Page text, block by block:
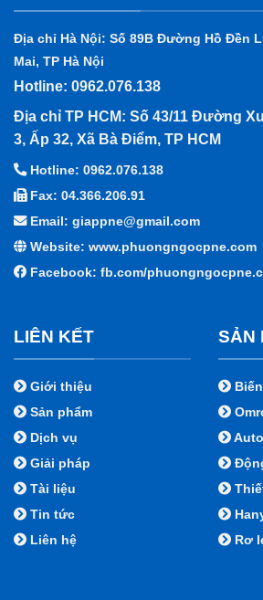
Địa chỉ Hà Nội: Số 89B Đường Hồ Đền
Mai, TP Hà Nội
Hotline: 0962.076.138
Địa chỉ TP HCM: Số 43/11 Đường
3, Ấp 32, Xã Bà Điểm, TP HCM
Hotline: 0962.076.138
Fax: 04.366.206.91
Email: giappne@gmail.com
Website: www.phuongngocpne.com
Facebook: fb.com/
LIÊN KẾT
Giới thiệu
Sản phẩm
Dịch vụ
Giải pháp
Tài liệu
Tin tức
Liên hệ
SẢN
Rơ